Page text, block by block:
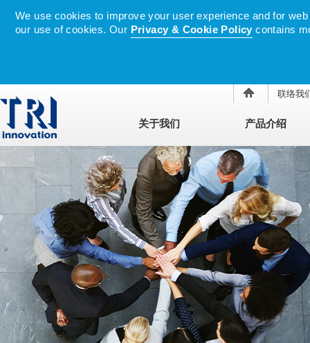
We use cookies to improve your user experience and for
our use of cookies. Our Privacy & Cookie Policy contains
联络我
关于我们 产品介绍